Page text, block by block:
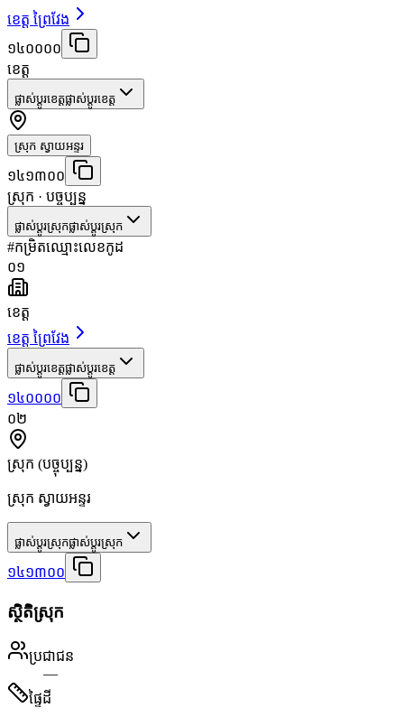
ខេត្ត ព្រៃវែង
១៤០០០០
ខេត្ត
ផ្លាស់ប្តូរខេត្តផ្លាស់ប្តូរខេត្ត
ស្រុក ស្វាយអន្ទរ
១៤១៣០០
ស្រុក · បច្ចុប្បន្ន
ផ្លាស់ប្តូរស្រុកផ្លាស់ប្តូរស្រុក
#កម្រិតឈ្មោះលេខកូដ
០១
ខេត្ត
ខេត្ត ព្រៃវែង
ផ្លាស់ប្តូរខេត្តផ្លាស់ប្តូរខេត្ត
១៤០០០០
០២
ស្រុក (បច្ចុប្បន្ន)
ស្រុក ស្វាយអន្ទរ
ផ្លាស់ប្តូរស្រុកផ្លាស់ប្តូរស្រុក
១៤១៣០០
ស្ថិតិស្រុក
ប្រជាជន
—
ផ្ទៃដី